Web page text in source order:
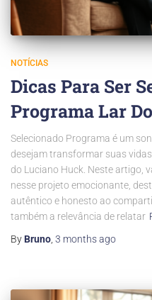
NOTÍCIAS
Dicas Para Ser
Programa Lar
Selecionado Programa é um
desejam transformar suas
do Luciano Huck. Neste artigo,
nesse projeto emocionante,
autêntico e honesto ao
também a relevância de relatar
By Bruno 3 monthsago